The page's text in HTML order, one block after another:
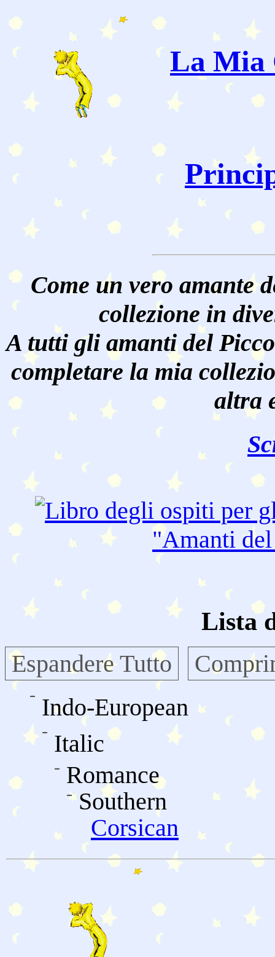
La Mia
Come un vero amante
collezione in
A tutti gli amanti del
completare la mia
altra
"Amanti
Lista
Espandere Tutto
Indo-European
Italic
Romance
Southern
Corsican